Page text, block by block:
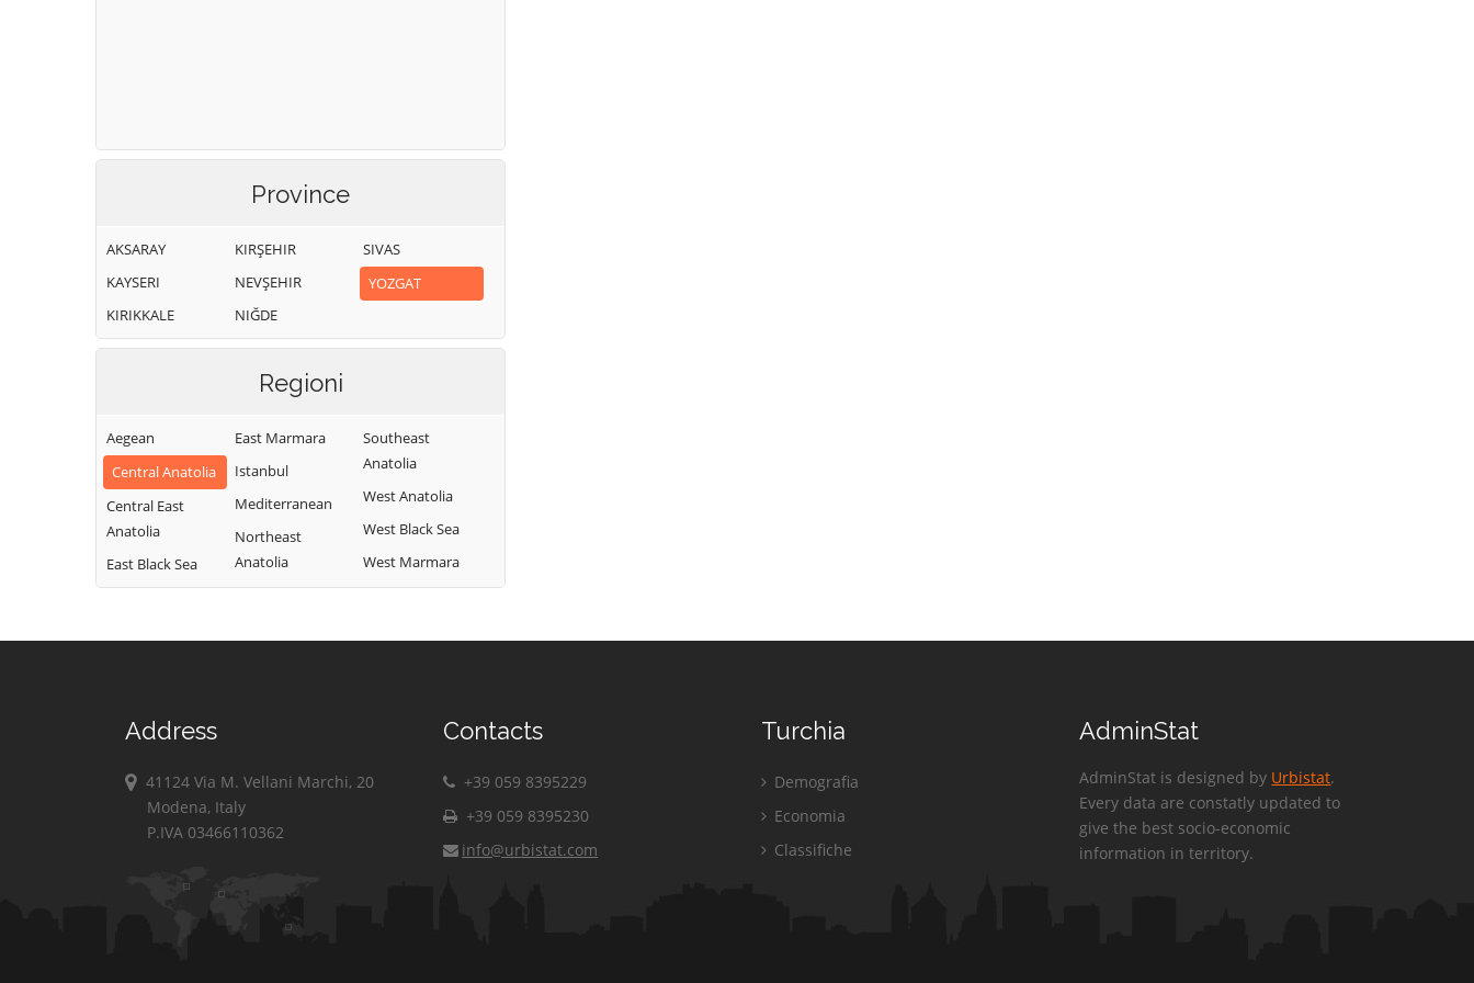
Province
AKSARAY
KAYSERI
KIRIKKALE
KIRŞEHIR
NEVŞEHIR
NIĞDE
SIVAS
YOZGAT
Regioni
Aegean
Central Anatolia
Central East
Anatolia
East Black Sea
East Marmara
Istanbul
Mediterranean
Northeast
Anatolia
Southeast
Anatolia
West Anatolia
West Black Sea
West Marmara
Address
41124 Via M. Vellani Marchi, 20
Modena, Italy
P.IVA 03466110362
Contacts
+39 059 8395229
+39 059 8395230
info@urbistat.com
Turchia
Demografia
Economia
Classifiche
AdminStat
AdminStat is designed by Urbistat.
Every data are constatly updated to
give the best socio-economic
information in territory.